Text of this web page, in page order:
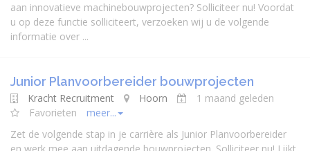
aan innovatieve machinebouwprojecten? Solliciteer nu! Voordat
u op deze functie solliciteert, verzoeken wij u de volgende
informatie over ...
Junior Planvoorbereider bouwprojecten
Kracht Recruitment Hoorn
1 maand geleden
Favorieten
meer...
Zet de volgende stap in je carrière als Junior Planvoorbereider